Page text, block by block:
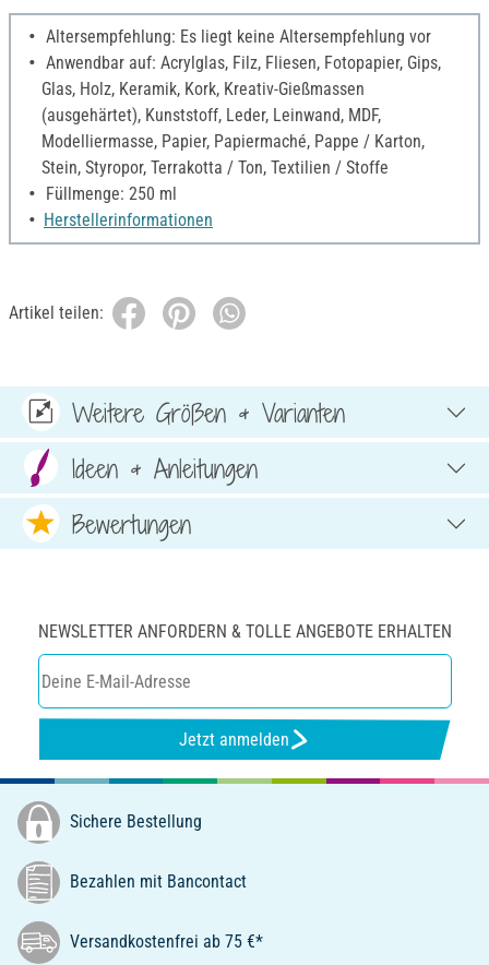
Altersempfehlung: Es liegt keine Altersempfehlung vor
Anwendbar auf: Acrylglas, Filz, Fliesen, Fotopapier, Gips,
Glas, Holz, Keramik, Kork, Kreativ-Gießmassen
(ausgehärtet), Kunststoff, Leder, Leinwand, MDF,
Modelliermasse, Papier, Papiermaché, Pappe / Karton,
Stein, Styropor, Terrakotta / Ton, Textilien / Stoffe
Füllmenge: 250 ml
Herstellerinformationen
Artikel teilen:
Weitere Größen & Varianten
Ideen & Anleitungen
Bewertungen
NEWSLETTER ANFORDERN & TOLLE ANGEBOTE ERHALTEN
Jetzt anmelden
Sichere Bestellung
Bezahlen mit Bancontact
Versandkostenfrei ab 75 €*